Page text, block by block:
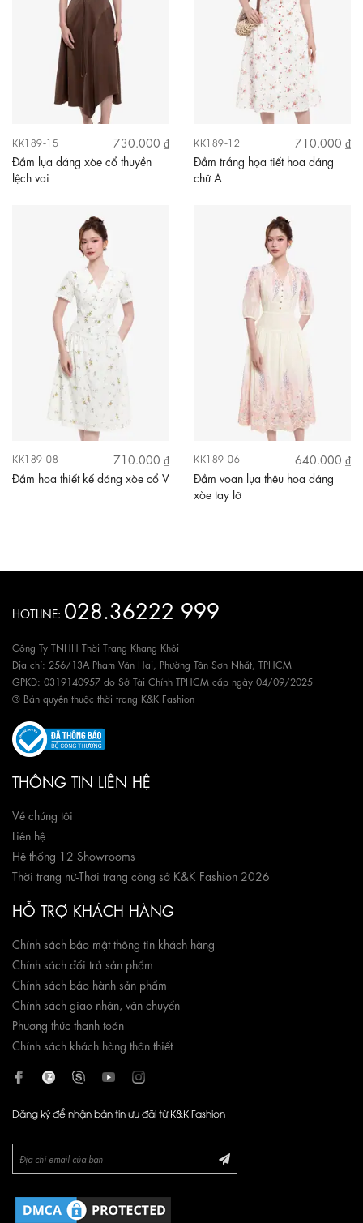
KK189-15
730.000 ₫
Đầm lụa dáng xòe cổ thuyền
lệch vai
KK189-12
710.000 ₫
Đầm trắng họa tiết hoa dáng
chữ A
KK189-08
710.000 ₫
Đầm hoa thiết kế dáng xòe cổ V
KK189-06
640.000 ₫
Đầm voan lụa thêu hoa dáng
xòe tay lỡ
HOTLINE: 028.36222 999
Công Ty TNHH Thời Trang Khang Khôi
Địa chỉ: 256/13A Phạm Văn Hai, Phường Tân Sơn Nhất, TPHCM
GPKD: 0319140957 do Sở Tài Chính TPHCM cấp ngày 04/09/2025
® Bản quyền thuộc thời trang K&K Fashion
THÔNG TIN LIÊN HỆ
Về chúng tôi
Liên hệ
Hệ thống 12 Showrooms
Thời trang nữ-Thời trang công sở K&K Fashion 2026
HỖ TRỢ KHÁCH HÀNG
Chính sách bảo mật thông tin khách hàng
Chính sách đổi trả sản phẩm
Chính sách bảo hành sản phẩm
Chính sách giao nhận, vận chuyển
Phương thức thanh toán
Chính sách khách hàng thân thiết
Đăng ký để nhận bản tin ưu đãi từ K&K Fashion